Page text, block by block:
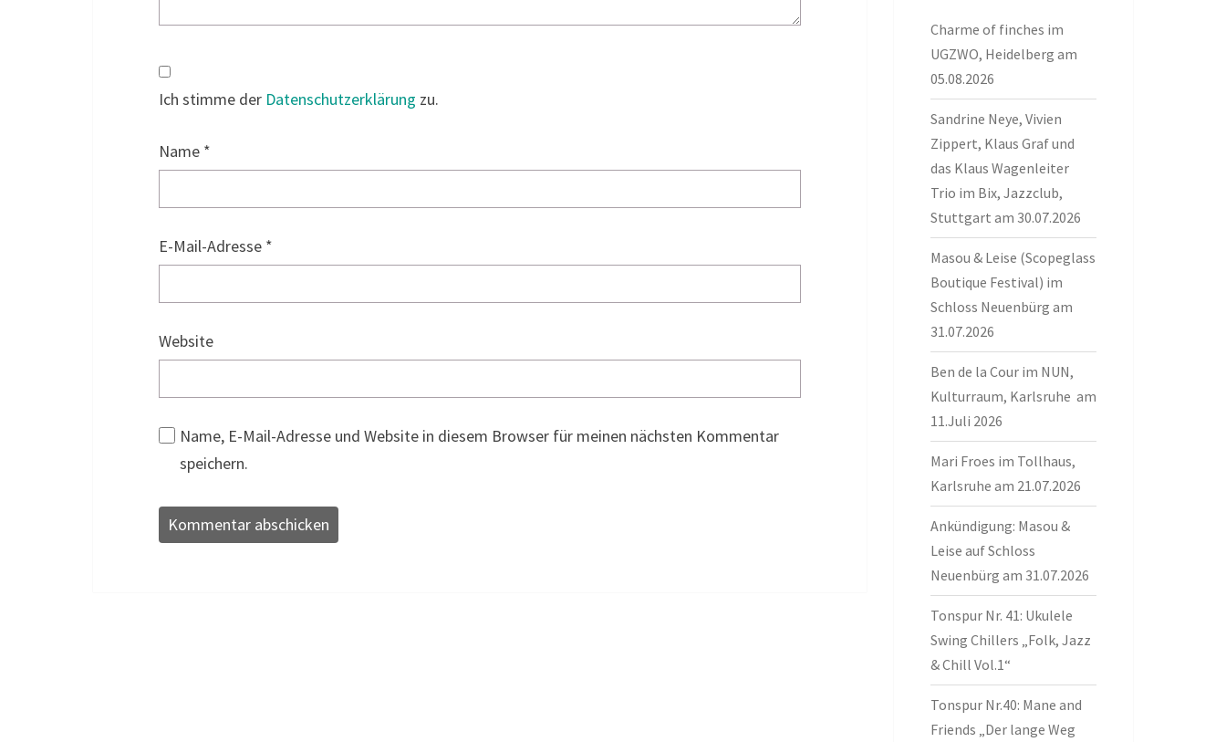
Ich stimme der Datenschutzerklärung zu.
Name *
E-Mail-Adresse *
Website
Name, E-Mail-Adresse und Website in diesem Browser für meinen nächsten Kommentar
speichern.
Charme of finches im
UGZWO, Heidelberg am
05.08.2026
Sandrine Neye, Vivien
Zippert, Klaus Graf und
das Klaus Wagenleiter
Trio im Bix, Jazzclub,
Stuttgart am 30.07.2026
Masou & Leise (Scopeglass
Boutique Festival) im
Schloss Neuenbürg am
31.07.2026
Ben de la Cour im NUN,
Kulturraum, Karlsruhe am
11.Juli 2026
Mari Froes im Tollhaus,
Karlsruhe am 21.07.2026
Ankündigung: Masou &
Leise auf Schloss
Neuenbürg am 31.07.2026
Tonspur Nr. 41: Ukulele
Swing Chillers „Folk, Jazz
& Chill Vol.1“
Tonspur Nr.40: Mane and
Friends „Der lange Weg